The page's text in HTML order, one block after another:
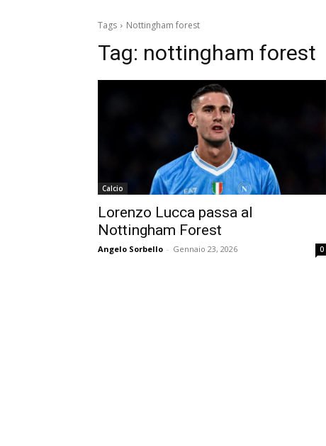
Tags Nottingham forest
Tag: nottingham forest
Calcio
Lorenzo Lucca passa al
Nottingham Forest
Angelo Sorbello - Gennaio 23, 2026 0